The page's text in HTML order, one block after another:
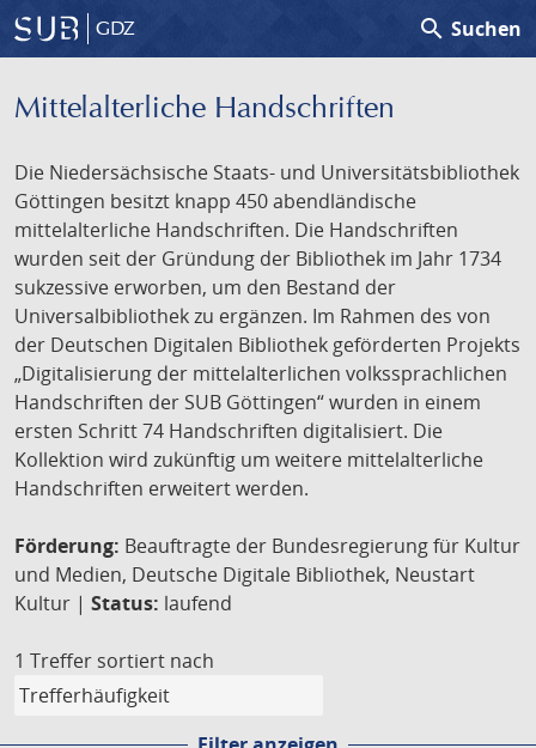
GDZ search Suchen
Mittelalterliche Handschriften
Die Niedersächsische Staats- und Universitätsbibliothek
Göttingen besitzt knapp 450 abendländische
mittelalterliche Handschriften. Die Handschriften
wurden seit der Gründung der Bibliothek im Jahr 1734
sukzessive erworben, um den Bestand der
Universalbibliothek zu ergänzen. Im Rahmen des von
der Deutschen Digitalen Bibliothek geförderten Projekts
„Digitalisierung der mittelalterlichen volkssprachlichen
Handschriften der SUB Göttingen“ wurden in einem
ersten Schritt 74 Handschriften digitalisiert. Die
Kollektion wird zukünftig um weitere mittelalterliche
Handschriften erweitert werden.
Förderung: Beauftragte der Bundesregierung für Kultur
und Medien, Deutsche Digitale Bibliothek, Neustart
Kultur | Status: laufend
1 Treffer sortiert nach